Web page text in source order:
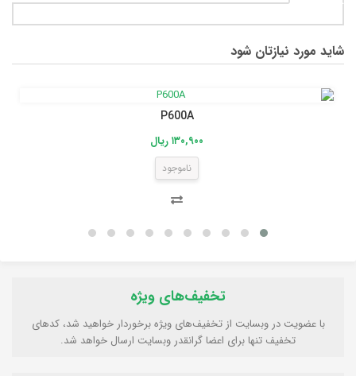
شاید مورد نیازتان شود
P600A
۱۳۰,۹۰۰ ریال
ناموجود
تخفیف‌های ویژه
با عضویت در وبسایت از تخفیف‌های ویژه برخوردار خواهید شد، کدهای
تخفیف تنها برای اعضا گرانقدر وبسایت ارسال خواهد شد.